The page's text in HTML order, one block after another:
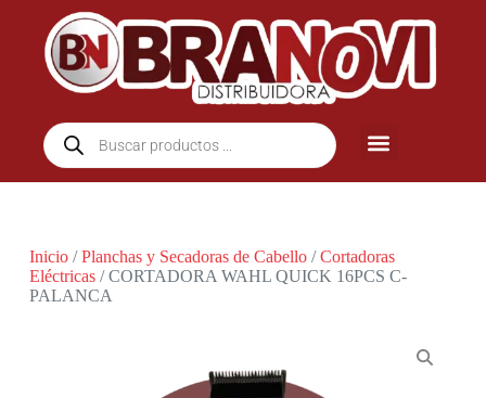
Inicio/Planchas y Secadoras de Cabello/Cortadoras
Eléctricas/ CORTADORA WAHL QUICK 16PCS C-
PALANCA